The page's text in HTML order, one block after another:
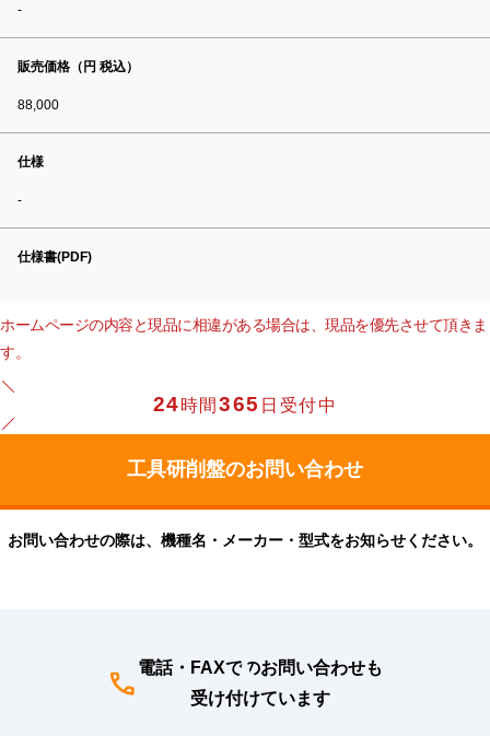
-
販売価格（円 税込）
88,000
仕様
-
仕様書(PDF)
ホームページの内容と現品に相違がある場合は、現品を優先させて頂きま
す。
24時間365 日受付中
お問い合わせの際は、機種名・メーカー・型式をお知らせください。
電話・FAXでのお問い合わせも
受け付けています